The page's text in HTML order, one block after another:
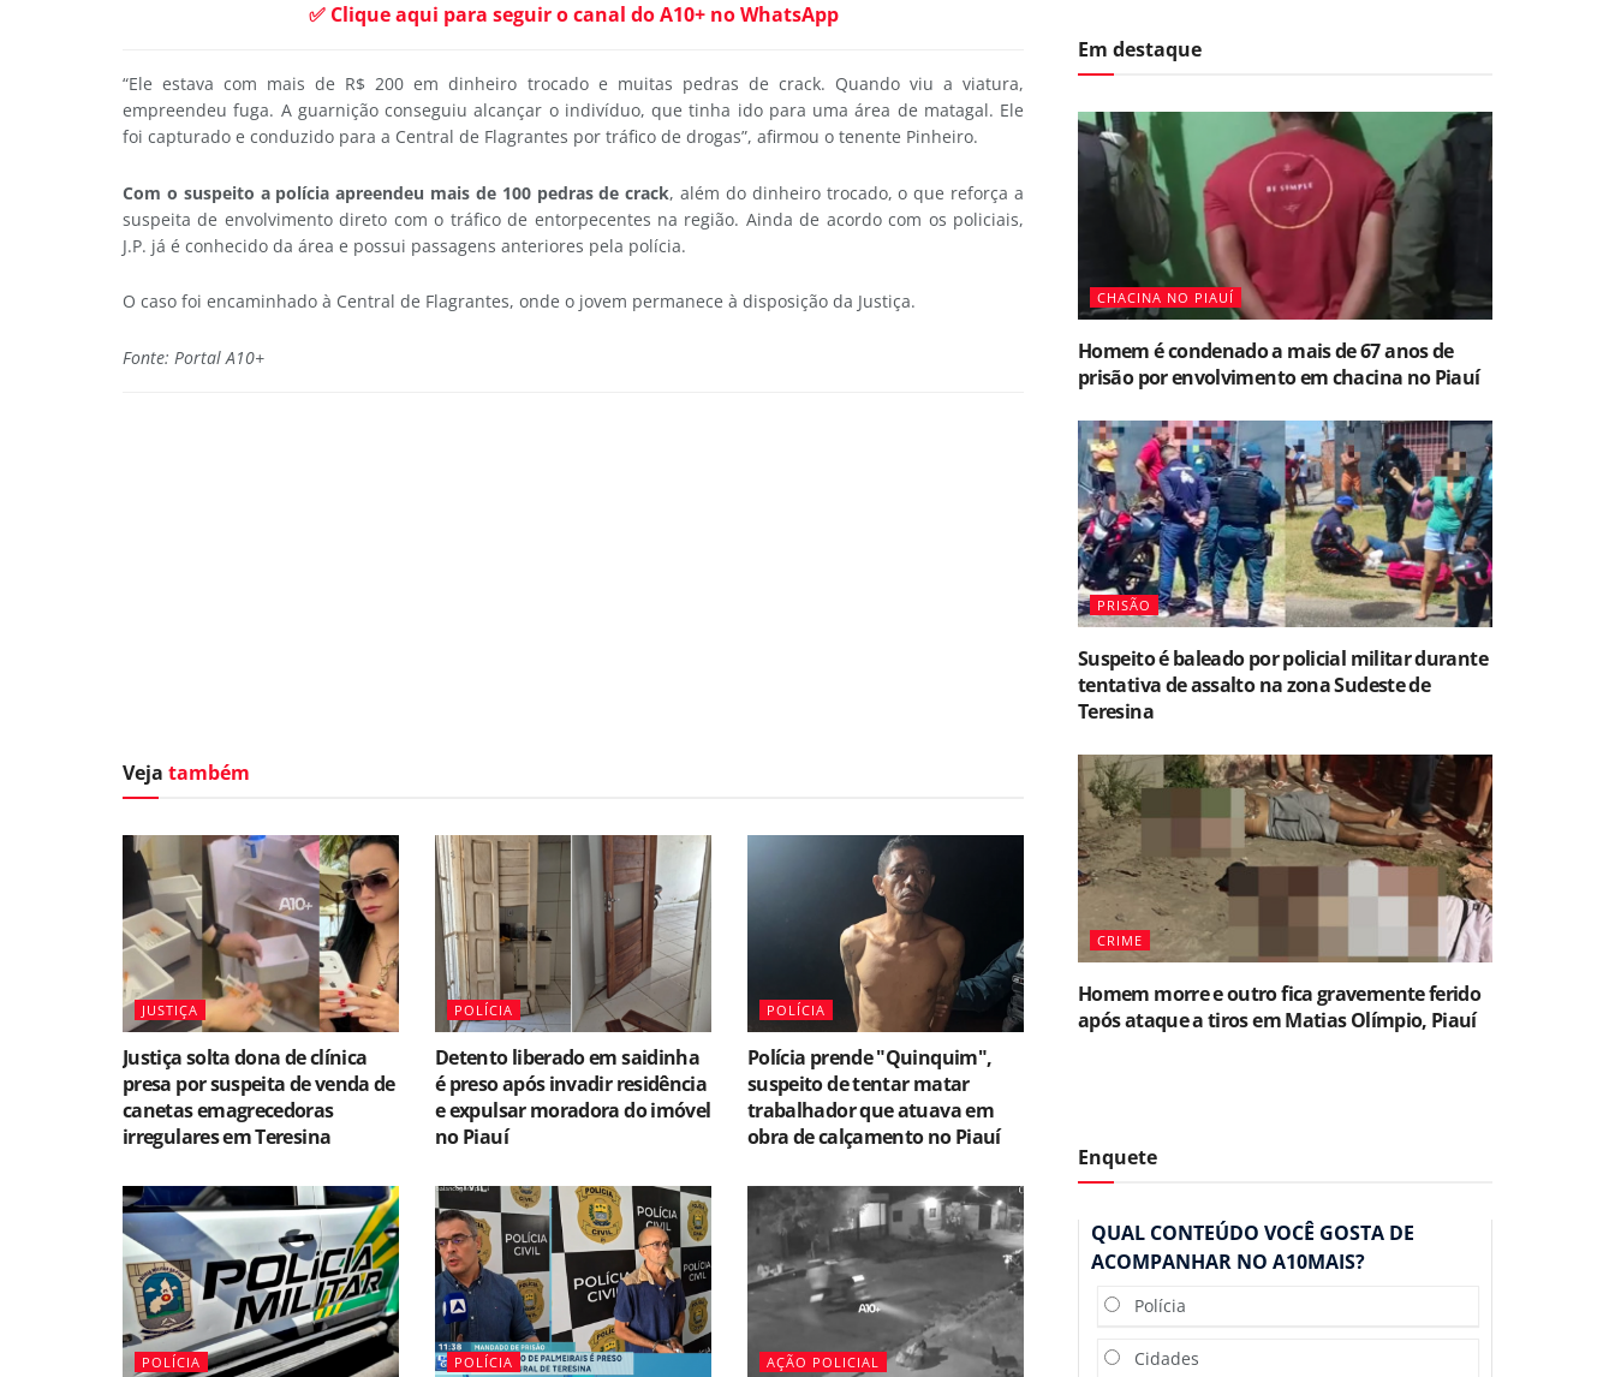
✅ Clique aqui para seguir o canal do A10+ no WhatsApp
“Ele estava com mais de R$ 200 em dinheiro trocado e muitas pedras de crack. Quando viu a viatura,
empreendeu fuga. A guarnição conseguiu alcançar o indivíduo, que tinha ido para uma área de matagal. Ele
foi capturado e conduzido para a Central de Flagrantes por tráfico de drogas”, afirmou o tenente Pinheiro.
Com o suspeito a polícia apreendeu mais de 100 pedras de crack, além do dinheiro trocado, o que reforça a
suspeita de envolvimento direto com o tráfico de entorpecentes na região. Ainda de acordo com os policiais,
J.P. já é conhecido da área e possui passagens anteriores pela polícia.
O caso foi encaminhado à Central de Flagrantes, onde o jovem permanece à disposição da Justiça.
Fonte: Portal A10+
Veja também
JUSTIÇA
Justiça solta dona de clínica
presa por suspeita de venda de
canetas emagrecedoras
irregulares em Teresina
POLÍCIA
Detento liberado em saidinha
é preso após invadir residência
e expulsar moradora do imóvel
no Piauí
POLÍCIA
Polícia prende "Quinquim",
suspeito de tentar matar
trabalhador que atuava em
obra de calçamento no Piauí
POLÍCIA POLÍCIA AÇÃO POLICIAL
Em destaque
CHACINA NO PIAUÍ
Homem é condenado a mais de 67 anos de
prisão por envolvimento em chacina no Piauí
PRISÃO
Suspeito é baleado por policial militar durante
tentativa de assalto na zona Sudeste de
Teresina
CRIME
Homem morre e outro fica gravemente ferido
após ataque a tiros em Matias Olímpio, Piauí
Enquete
QUAL CONTEÚDO VOCÊ GOSTA DE
ACOMPANHAR NO A10MAIS?
Polícia
Cidades